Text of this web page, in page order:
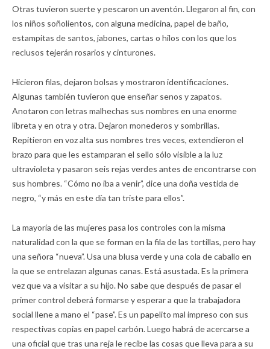
Otras tuvieron suerte y pescaron un aventón. Llegaron al fin, con
los niños soñolientos, con alguna medicina, papel de baño,
estampitas de santos, jabones, cartas o hilos con los que los
reclusos tejerán rosarios y cinturones.
Hicieron filas, dejaron bolsas y mostraron identificaciones.
Algunas también tuvieron que enseñar senos y zapatos.
Anotaron con letras malhechas sus nombres en una enorme
libreta y en otra y otra. Dejaron monederos y sombrillas.
Repitieron en voz alta sus nombres tres veces, extendieron el
brazo para que les estamparan el sello sólo visible a la luz
ultravioleta y pasaron seis rejas verdes antes de encontrarse con
sus hombres. “Cómo no iba a venir”, dice una doña vestida de
negro, “y más en este día tan triste para ellos”.
La mayoría de las mujeres pasa los controles con la misma
naturalidad con la que se forman en la fila de las tortillas, pero hay
una señora “nueva”. Usa una blusa verde y una cola de caballo en
la que se entrelazan algunas canas. Está asustada. Es la primera
vez que va a visitar a su hijo. No sabe que después de pasar el
primer control deberá formarse y esperar a que la trabajadora
social llene a mano el “pase”. Es un papelito mal impreso con sus
respectivas copias en papel carbón. Luego habrá de acercarse a
una oficial que tras una reja le recibe las cosas que lleva para a su